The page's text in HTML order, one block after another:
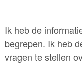
Ik heb de
begrepen. Ik heb
vragen te stellen